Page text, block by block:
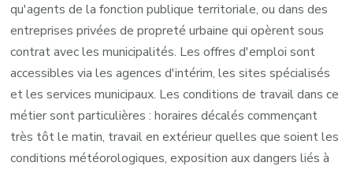
qu'agents de la fonction publique territoriale, ou dans des
entreprises privées de propreté urbaine qui opèrent sous
contrat avec les municipalités. Les offres d'emploi sont
accessibles via les agences d'intérim, les sites spécialisés
et les services municipaux. Les conditions de travail dans ce
métier sont particulières : horaires décalés commençant
très tôt le matin, travail en extérieur quelles que soient les
conditions météorologiques, exposition aux dangers liés à